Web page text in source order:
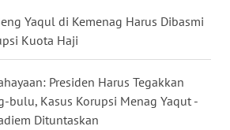
Yaqul di Kemenag Harus Dibasmi
Kuota Haji
Presiden Harus Tegakkan
bulu, Kasus Korupsi Menag Yaqut -
Dituntaskan